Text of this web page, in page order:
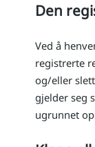
Den
Ved å
registrerte
og/eller
gjelder seg
ugrunnet